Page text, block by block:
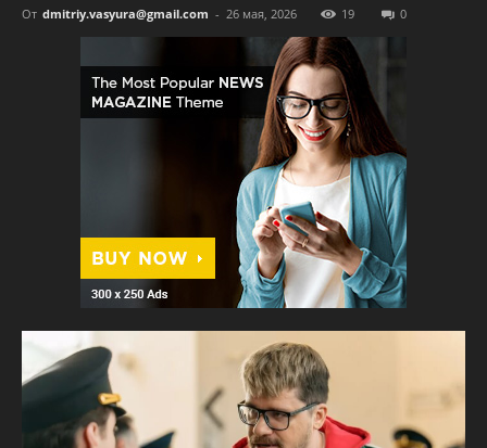
От dmitriy.vasyura@gmail.com - 26 мая, 2026 19 0